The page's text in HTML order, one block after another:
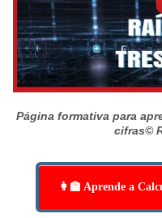
Página formativa para
cifras©
👩‍🏫 Aprende a